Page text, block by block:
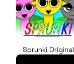
Sprunki Original